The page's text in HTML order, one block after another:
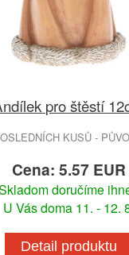
pro štěstí
KUSŮ -
Cena: 5.57 EUR
doručíme
U Vás doma 11. - 12.
Detail produktu